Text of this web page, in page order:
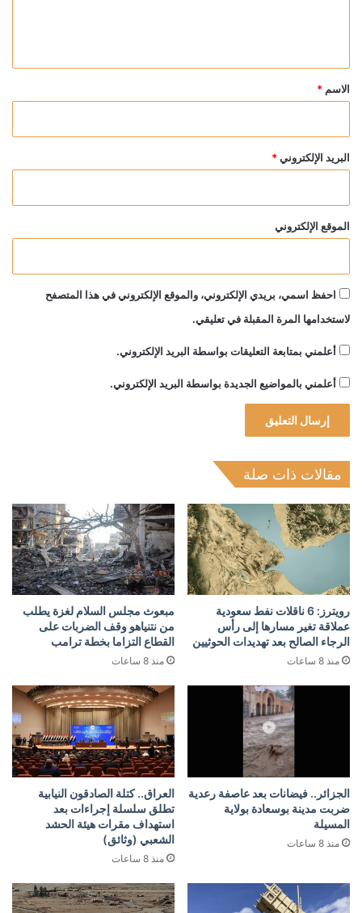
*
الاسم *
البريد الإلكتروني *
الموقع الإلكتروني
احفظ اسمي، بريدي الإلكتروني، والموقع الإلكتروني في هذا المتصفح
لاستخدامها المرة المقبلة في تعليقي.
أعلمني بمتابعة التعليقات بواسطة البريد الإلكتروني.
أعلمني بالمواضيع الجديدة بواسطة البريد الإلكتروني.
مقالات ذات صلة
رويترز: 6 ناقلات نفط سعودية
عملاقة تغير مسارها إلى رأس
الرجاء الصالح بعد تهديدات الحوثيين
منذ 8 ساعات
مبعوث مجلس السلام لغزة يطلب
من نتنياهو وقف الضربات على
القطاع التزاما بخطة ترامب
منذ 8 ساعات
الجزائر.. فيضانات بعد عاصفة رعدية
ضربت مدينة بوسعادة بولاية
المسيلة
منذ 8 ساعات
العراق.. كتلة الصادقون النيابية
تطلق سلسلة إجراءات بعد
استهداف مقرات هيئة الحشد
الشعبي (وثائق)
منذ 8 ساعات